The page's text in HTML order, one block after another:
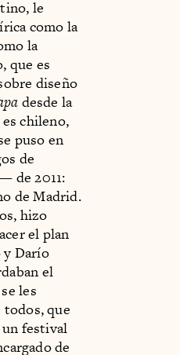
le
como la
la
que es
diseño
desde la
chileno,
puso en
de
de 2011:
de Madrid.
hizo
el plan
y Darío
el
les
todos, que
un festival
de